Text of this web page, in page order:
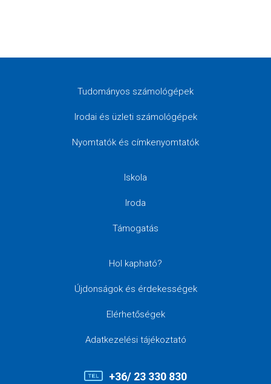
Tudományos számológépek
Irodai és üzleti számológépek
Nyomtatók és címkenyomtatók
Iskola
Iroda
Támogatás
Hol kapható?
Újdonságok és érdekességek
Elérhetőségek
Adatkezelési tájékoztató
+36/ 23 330 830